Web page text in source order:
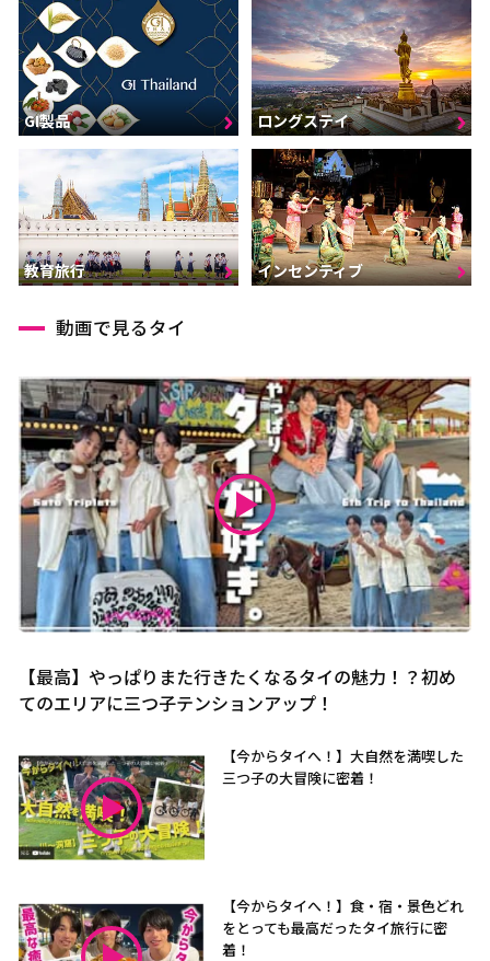
GI製品 ロングステイ
教育旅行 インセンティブ
動画で見るタイ
【最高】やっぱりまた行きたくなるタイの魅力！？初め
てのエリアに三つ子テンションアップ！
【今からタイへ！】大自然を満喫した
三つ子の大冒険に密着！
【今からタイへ！】食・宿・景色どれ
をとっても最高だったタイ旅行に密
着！